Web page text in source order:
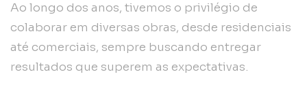
Ao longo dos anos, tivemos o privilégio de
colaborar em diversas obras, desde residenciais
até comerciais, sempre buscando entregar
resultados que superem as expectativas.